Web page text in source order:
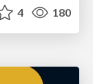
4 180